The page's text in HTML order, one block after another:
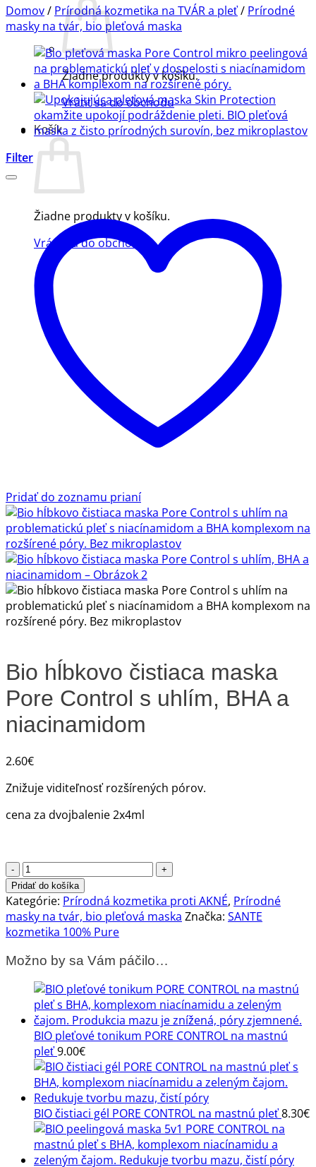
Žiadne produkty v košíku.
Vrátiť sa do obchodu
Košík
Žiadne produkty v košíku.
Vrátiť sa do obchodu
Domov/ Prírodná kozmetika na TVÁR a pleť/ Prírodné
masky na tvár, bio pleťová maska
Filter
Pridať do zoznamu prianí
Bio hĺbkovo čistiaca maska
Pore Control s uhlím, BHA a
niacinamidom
2.60€
Znižuje viditeľnosť rozšírených pórov.
cena za dvojbalenie 2x4ml
množstvo
Bio
hĺbkovo
čistiaca
maska
Control
uhlím,
BHA
a
niacinamidom
Pridať do košíka
Kategórie: Prírodná kozmetika proti AKNÉ, Prírodné
masky na tvár, bio pleťová maska Značka: SANTE
kozmetika 100% Pure
Možno by sa Vám páčilo…
BIO pleťové tonikum PORE CONTROL na mastnú
pleť9.00€
BIO čistiaci gél PORE CONTROL na mastnú pleť8.30€